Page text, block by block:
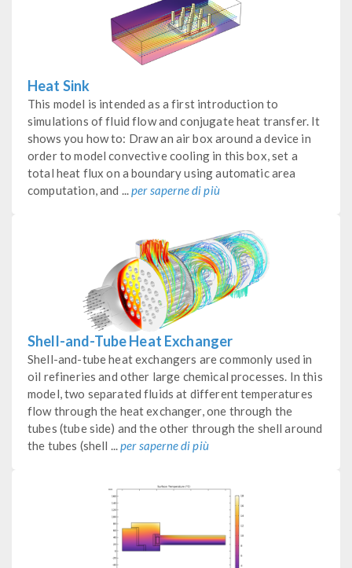
Heat Sink
This model is intended as a first introduction to
simulations of fluid flow and conjugate heat transfer. It
shows you how to: Draw an air box around a device in
order to model convective cooling in this box, set a
total heat flux on a boundary using automatic area
computation, and ...per saperne di più
Shell-and-Tube Heat Exchanger
Shell-and-tube heat exchangers are commonly used in
oil refineries and other large chemical processes. In this
model, two separated fluids at different temperatures
flow through the heat exchanger, one through the
tubes (tube side) and the other through the shell around
the tubes (shell ...per saperne di più